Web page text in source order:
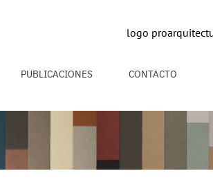
PUBLICACIONES CONTACTO